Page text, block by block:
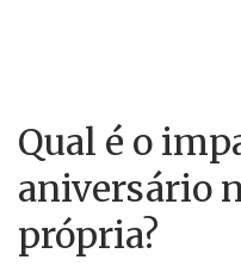
Qual é o
aniversário
própria?